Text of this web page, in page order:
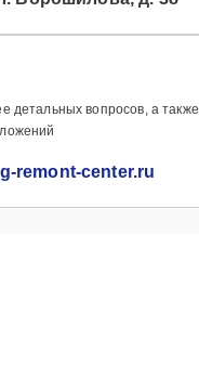
детальных вопросов, а также
remont-center.ru